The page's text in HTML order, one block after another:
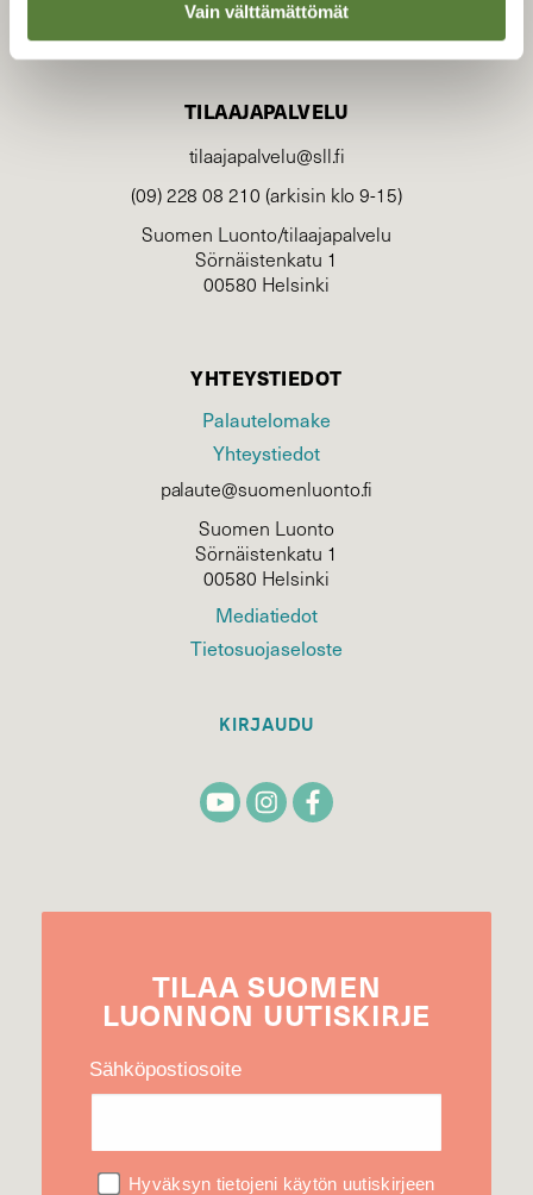
Vain välttämättömät
TILAAJAPALVELU
tilaajapalvelu@sll.fi
(09) 228 08 210 (arkisin klo 9-15)
Suomen Luonto/tilaajapalvelu
Sörnäistenkatu 1
00580 Helsinki
YHTEYSTIEDOT
Palautelomake
Yhteystiedot
palaute@suomenluonto.fi
Suomen Luonto
Sörnäistenkatu 1
00580 Helsinki
Mediatiedot
Tietosuojaseloste
KIRJAUDU
TILAA SUOMEN
LUONNON UUTIS­KIRJE
Sähköpostiosoite
Hyväksyn tietojeni käytön uutiskirjeen